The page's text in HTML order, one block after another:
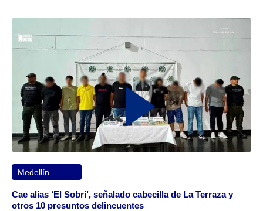
Medellín
Cae alias ‘El Sobri’, señalado cabecilla de La Terraza y
otros 10 presuntos delincuentes